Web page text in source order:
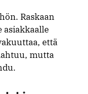
Raskaan
asiakkaalle
että
mutta